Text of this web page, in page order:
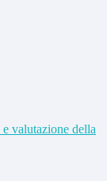
valutazione della